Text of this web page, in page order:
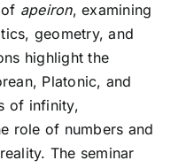
apeiron, examining
geometry, and
highlight the
Platonic, and
of infinity,
role of numbers and
The seminar